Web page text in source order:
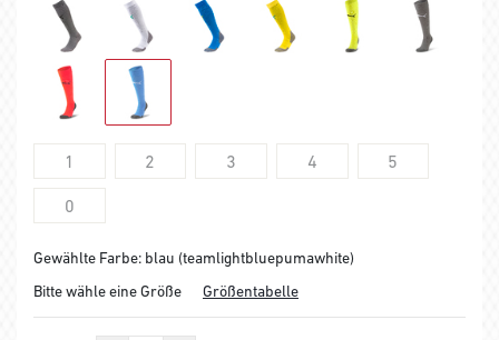
1 2 3 4 5
0
Gewählte Farbe: blau (teamlightbluepumawhite)
Bitte wähle eine Größe
Größentabelle